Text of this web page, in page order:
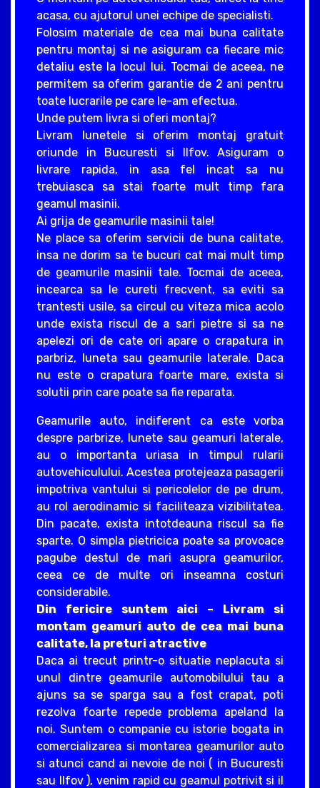
acasa, cu ajutorul unei echipe de specialisti.
Folosim materiale de cea mai buna calitate
pentru montaj si ne asiguram ca fiecare mic
detaliu este la locul lui. Tocmai de aceea, ne
permitem sa oferim garantie de 2 ani pentru
toate lucrarile pe care le-am efectua.
Unde putem livra si oferi montaj?
Livram lunetele si oferim montaj gratuit
oriunde in Bucuresti si Ilfov. Asiguram o
livrare rapida, in asa fel incat sa nu
trebuiasca sa stai foarte mult timp fara
geamul masinii.
Ai grija de geamurile masinii tale!
Ne place sa oferim servicii de buna calitate,
insa ne dorim sa te bucuri cat mai mult timp
de geamurile masinii tale. Tocmai de aceea,
incearca sa le cureti frecvent, sa eviti sa
trantesti usile, sa circul cu viteza mica acolo
unde exista riscul de a sari pietre si sa ne
apelezi ori de cate ori apare o crapatura in
parbriz, luneta sau geamurile laterale. Daca
nu este o crapatura foarte mare, exista si
solutii prin care poate sa fie reparata.
Geamurile auto, indiferent ca este vorba
despre parbrize, lunete sau geamuri laterale,
au o importanta uriasa in timpul rularii
autovehiculului. Acestea protejeaza pasagerii
impotriva vantului si pericolelor de pe drum,
au rol aerodinamic si faciliteaza vizibilitatea.
Din pacate, exista intotdeauna riscul sa fie
sparte. O simpla pietricica poate sa provoace
pagube destul de mari asupra geamurilor,
ceea ce de multe ori inseamna costuri
considerabile.
Din fericire suntem aici – Livram si
montam geamuri auto de cea mai buna
calitate, la preturi atractive
Daca ai trecut printr-o situatie neplacuta si
unul dintre geamurile automobilului tau a
ajuns sa se sparga sau a fost crapat, poti
rezolva foarte repede problema apeland la
noi. Suntem o companie cu istorie bogata in
comercializarea si montarea geamurilor auto
si atunci cand ai nevoie de noi ( in Bucuresti
sau Ilfov ), venim rapid cu geamul potrivit si il